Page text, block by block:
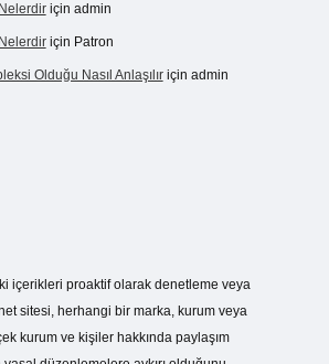
için admin
için Patron
Olduğu Nasıl Anlaşılıriçin admin
içerikleri proaktif olarak denetleme veya
sitesi, herhangi bir marka, kurum veya
kurum ve kişiler hakkında paylaşım